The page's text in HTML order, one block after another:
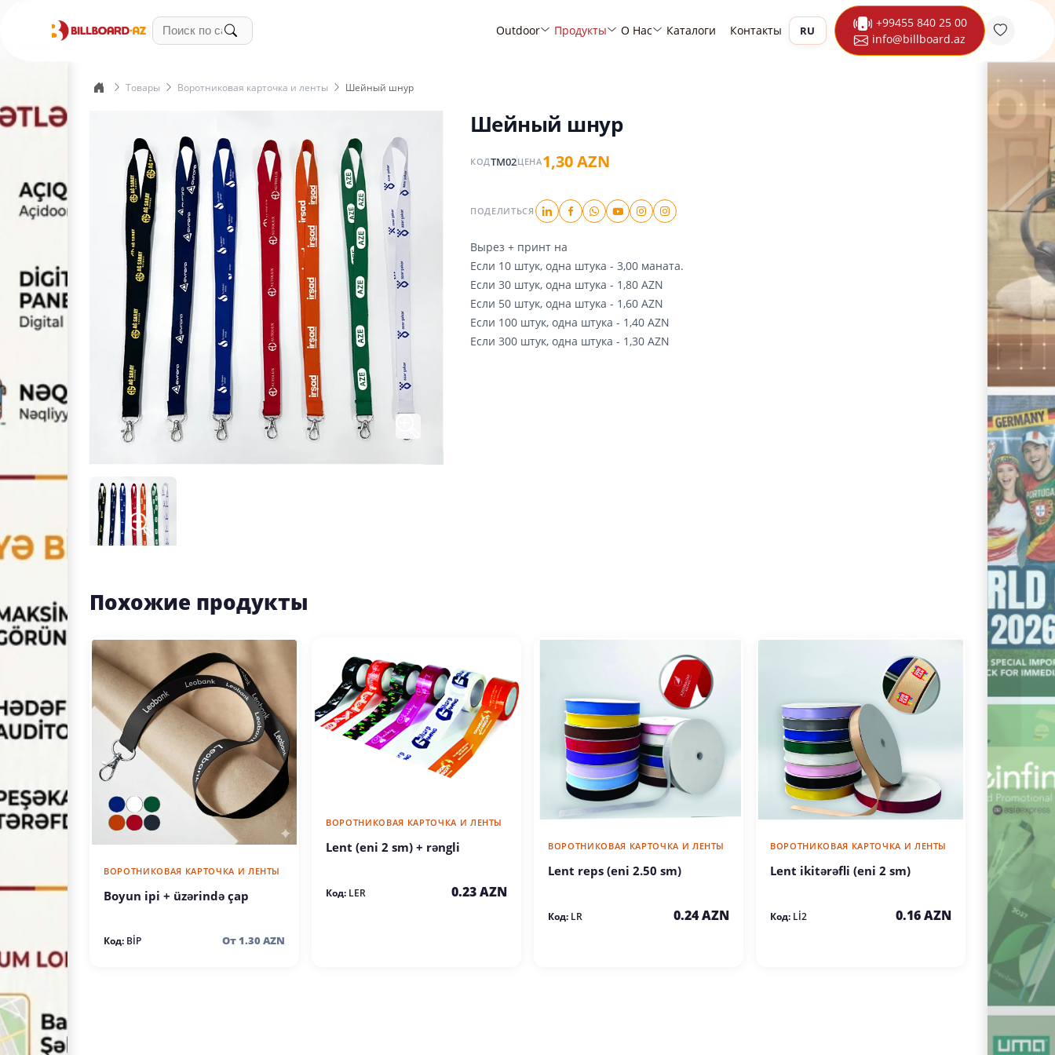
Outdoor Продукты О Нас Каталоги Контакты RU
+99455 840 25 00
info@billboard.az
Товары Воротниковая карточка и ленты Шейный шнур
Шейный шнур
КОДTM02ЦЕНА1,30 AZN
ПОДЕЛИТЬСЯ
Вырез + принт на
Если 10 штук, одна штука - 3,00 маната.
Если 30 штук, одна штука - 1,80 AZN
Если 50 штук, одна штука - 1,60 AZN
Если 100 штук, одна штука - 1,40 AZN
Если 300 штук, одна штука - 1,30 AZN
Похожие продукты
ВОРОТНИКОВАЯ КАРТОЧКА И ЛЕНТЫ
Boyun ipi + üzərində çap
Код: BİP От 1.30 AZN
ВОРОТНИКОВАЯ КАРТОЧКА И ЛЕНТЫ
Lent (eni 2 sm) + rəngli
Код: LER 0.23 AZN
ВОРОТНИКОВАЯ КАРТОЧКА И ЛЕНТЫ
Lent reps (eni 2.50 sm)
Код: LR 0.24 AZN
ВОРОТНИКОВАЯ КАРТОЧКА И ЛЕНТЫ
Lent ikitərəfli (eni 2 sm)
Код: Lİ2 0.16 AZN